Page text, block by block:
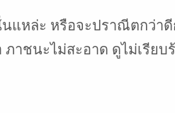
หล่ะ หรือจะปราณีตกว่าดี
าชนะไม่สะอาด ดูไม่เรียบ